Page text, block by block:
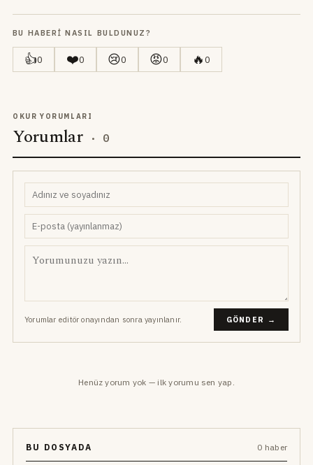
BU HABERI NASIL BULDUNUZ?
👍0 ❤️0 😢0 😡0 🔥0
OKUR YORUMLARI
Yorumlar · 0
Yorumlar editör onayından sonra yayınlanır. GÖNDER →
Henüz yorum yok — ilk yorumu sen yap.
BU DOSYADA 0 haber